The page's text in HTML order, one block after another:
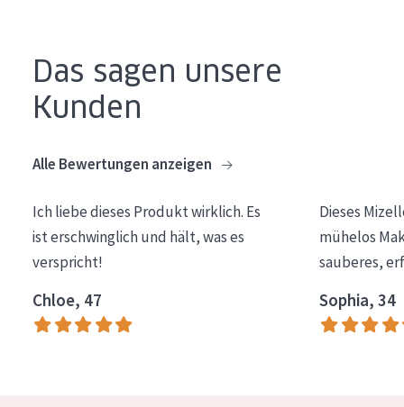
Nachtcreme
Augencreme
PRODUKTLINIE
Essentials
Lift+
Expert
Das sagen unsere
Kunden
Alle Bewertungen anzeigen
Ich liebe dieses Produkt wirklich. Es
ist erschwinglich und hält, was es
verspricht!
Chloe, 47
Dieses
mühelos
sauberes,
Sophia, 34